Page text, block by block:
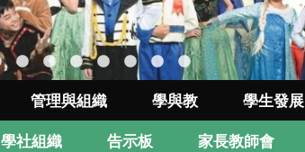
管理與組織 學與教 學生發展
學社組織 告示板 家長教師會